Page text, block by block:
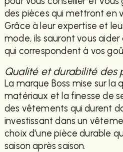
des pièces qui mettront en
Grâce à leur expertise et
mode, ils sauront vous
qui correspondent à vos
Qualité et durabilité des
La marque Boss mise sur la
matériaux et la finesse de
des vêtements qui durent
investissant dans un
choix d'une pièce durable
saison après saison.